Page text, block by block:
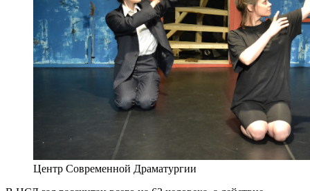
Центр Современной Драматургии